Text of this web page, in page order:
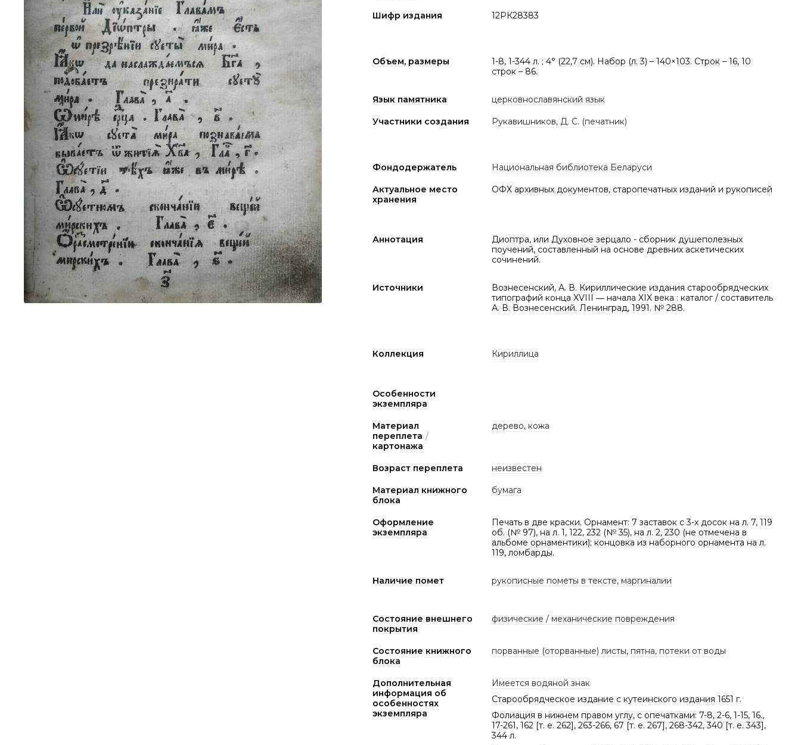
Шифр издания 12РК28383
Объем, размеры
1-8, 1-344 л. ; 4° (22,7 см). Набор (л. 3) – 140×103. Строк – 16, 10
строк – 86.
Язык памятника церковнославянский язык
Участники создания Рукавишников, Д. С. (печатник)
Фондодержатель Национальная библиотека Беларуси
Актуальное место
хранения
ОФХ архивных документов, старопечатных изданий и рукописей
Аннотация
Диоптра, или Духовное зерцало - сборник душеполезных
поучений, составленный на основе древних аскетических
сочинений.
Источники
Вознесенский, А. В. Кириллические издания старообрядческих
типографий конца XVIII ― начала XIX века : каталог / составитель
А. В. Вознесенский. Ленинград, 1991. № 288.
Коллекция Кириллица
Особенности
экземпляра
Материал
переплета /
картонажа
дерево, кожа
Возраст переплета неизвестен
Материал книжного
блока
бумага
Оформление
экземпляра
Печать в две краски. Орнамент: 7 заставок с 3-х досок на л. 7, 119
об. (№ 97), на л. 1, 122, 232 (№ 35), на л. 2, 230 (не отмечена в
альбоме орнаментики); концовка из наборного орнамента на л.
119, ломбарды.
Наличие помет рукописные пометы в тексте, маргиналии
Состояние внешнего
покрытия
физические / механические повреждения
Состояние книжного
блока
порванные (оторванные) листы, пятна, потеки от воды
Дополнительная
информация об
особенностях
экземпляра
Имеется водяной знак
Старообрядческое издание с кутеинского издания 1651 г.
Фолиация в нижнем правом углу, с опечатками: 7-8, 2-6, 1-15, 16.,
17-261, 162 [т. е. 262], 263-266, 67 [т. е. 267], 268-342, 340 [т. е. 343],
344 л.